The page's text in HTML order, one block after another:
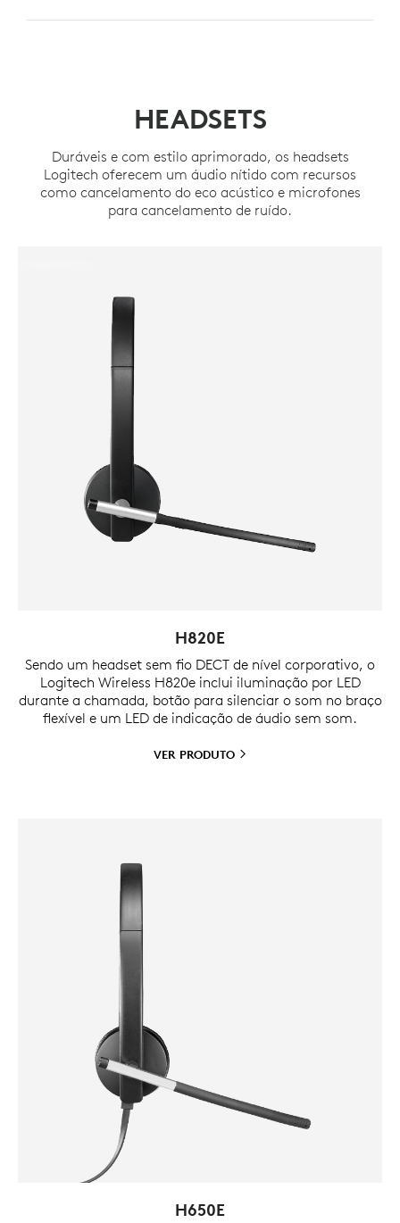
HEADSETS
Duráveis e com estilo aprimorado, os headsets
Logitech oferecem um áudio nítido com recursos
como cancelamento do eco acústico e microfones
para cancelamento de ruído.
H820E
Sendo um headset sem fio DECT de nível corporativo, o
Logitech Wireless H820e inclui iluminação por LED
durante a chamada, botão para silenciar o som no braço
flexível e um LED de indicação de áudio sem som.
VER PRODUTO
H650E